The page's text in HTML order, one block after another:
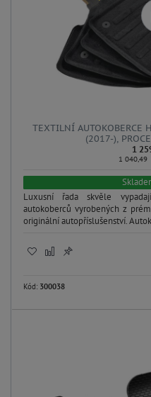
TEXTILNÍ AUTOKOBERCE
(2017-),
1
1 040,49
Luxusní řada skvěle
autokoberců vyrobených z
originální autopříslušenství.
Kód: 300038